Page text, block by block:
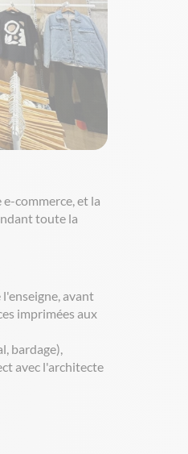
commerce, et la
toute la
avant
imprimées aux
bardage),
avec l'architecte